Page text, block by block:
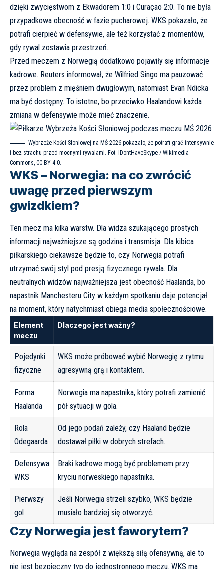
dzięki zwycięstwom z Ekwadorem 1:0 i Curaçao 2:0. To nie była
przypadkowa obecność w fazie pucharowej. WKS pokazało, że
potrafi cierpieć w defensywie, ale też korzystać z momentów,
gdy rywal zostawia przestrzeń.
Przed meczem z Norwegią dodatkowo pojawiły się informacje
kadrowe. Reuters informował, że Wilfried Singo ma pauzować
przez problem z mięśniem dwugłowym, natomiast Evan Ndicka
ma być dostępny. To istotne, bo przeciwko Haalandowi każda
zmiana w defensywie może mieć znaczenie.
Wybrzeże Kości Słoniowej na MŚ 2026 pokazało, że potrafi grać intensywnie
i bez strachu przed mocnymi rywalami. Fot. IDontHaveSkype / Wikimedia
Commons, CC BY 4.0.
WKS – Norwegia: na co zwrócić
uwagę przed pierwszym
gwizdkiem?
Ten mecz ma kilka warstw. Dla widza szukającego prostych
informacji najważniejsze są godzina i transmisja. Dla kibica
piłkarskiego ciekawsze będzie to, czy Norwegia potrafi
utrzymać swój styl pod presją fizycznego rywala. Dla
neutralnych widzów najważniejsza jest obecność Haalanda, bo
napastnik Manchesteru City w każdym spotkaniu daje potencjał
na moment, który natychmiast obiega media społecznościowe.
Element
meczu
Dlaczego jest ważny?
Pojedynki
fizyczne
WKS może próbować wybić Norwegię z rytmu
agresywną grą i kontaktem.
Forma
Haalanda
Norwegia ma napastnika, który potrafi zamienić
pół sytuacji w gola.
Rola
Odegaarda
Od jego podań zależy, czy Haaland będzie
dostawał piłki w dobrych strefach.
Defensywa
WKS
Braki kadrowe mogą być problemem przy
kryciu norweskiego napastnika.
Pierwszy
gol
Jeśli Norwegia strzeli szybko, WKS będzie
musiało bardziej się otworzyć.
Czy Norwegia jest faworytem?
Norwegia wygląda na zespół z większą siłą ofensywną, ale to
nie jest bezpieczny typ do jednostronnego meczu. WKS ma